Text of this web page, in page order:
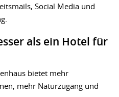
Social Media und
als ein Hotel für
bietet mehr
mehr Naturzugang und